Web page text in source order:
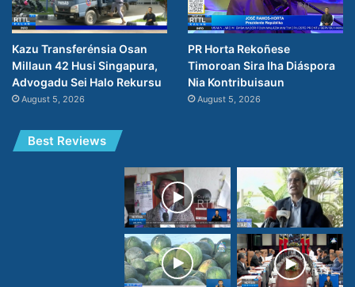
Kazu Transferénsia Osan
Millaun 42 Husi Singapura,
Advogadu Sei Halo Rekursu
August 5, 2026
PR Horta Rekoñese
Timoroan Sira Iha Diáspora
Nia Kontribuisaun
August 5, 2026
Best Reviews